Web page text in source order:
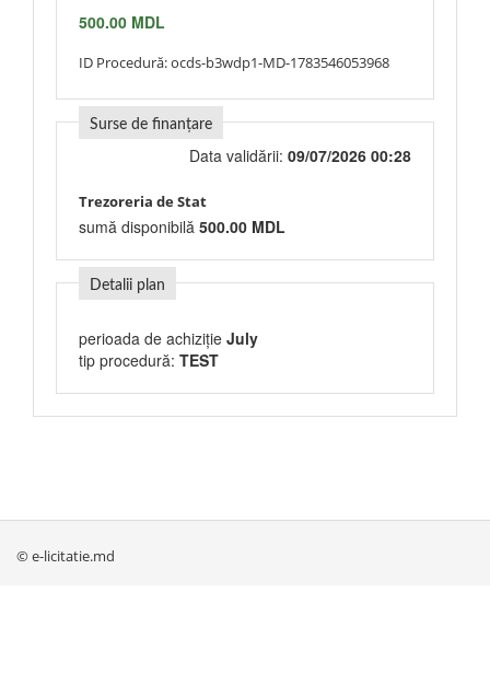
500.00 MDL
ID Procedură:ocds-b3wdp1-MD-1783546053968
Surse de finanțare
Data validării: 09/07/2026 00:28
Trezoreria de Stat
sumă disponibilă 500.00 MDL
Detalii plan
perioada de achiziție July
tip procedură: TEST
© e-licitatie.md